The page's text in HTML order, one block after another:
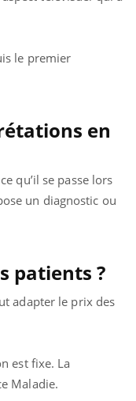
le premier
en
qu’il se passe lors
un diagnostic ou
patients ?
adapter le prix des
est fixe. La
Maladie.